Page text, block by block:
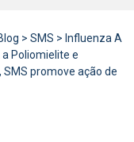
> SMS > Influenza A
Poliomielite e
promove ação de